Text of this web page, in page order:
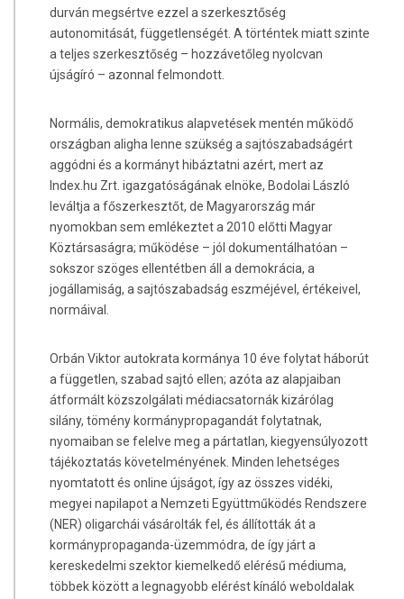
durván megsértve ezzel a szerkesztőség
autonomitását, függetlenségét. A történtek miatt szinte
a teljes szerkesztőség – hozzávetőleg nyolcvan
újságíró – azonnal felmondott.
Normális, demokratikus alapvetések mentén működő
országban aligha lenne szükség a sajtószabadságért
aggódni és a kormányt hibáztatni azért, mert az
Index.hu Zrt. igazgatóságának elnöke, Bodolai László
leváltja a főszerkesztőt, de Magyarország már
nyomokban sem emlékeztet a 2010 előtti Magyar
Köztársaságra; működése – jól dokumentálhatóan –
sokszor szöges ellentétben áll a demokrácia, a
jogállamiság, a sajtószabadság eszméjével, értékeivel,
normáival.
Orbán Viktor autokrata kormánya 10 éve folytat háborút
a független, szabad sajtó ellen; azóta az alapjaiban
átformált közszolgálati médiacsatornák kizárólag
silány, tömény kormánypropagandát folytatnak,
nyomaiban se felelve meg a pártatlan, kiegyensúlyozott
tájékoztatás követelményének. Minden lehetséges
nyomtatott és online újságot, így az összes vidéki,
megyei napilapot a Nemzeti Együttműködés Rendszere
(NER) oligarchái vásárolták fel, és állították át a
kormánypropaganda-üzemmódra, de így járt a
kereskedelmi szektor kiemelkedő elérésű médiuma,
többek között a legnagyobb elérést kínáló weboldalak